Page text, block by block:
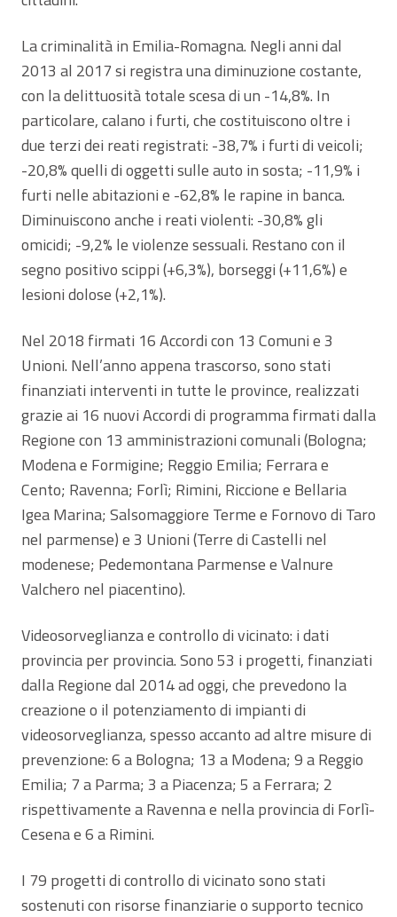
La criminalità in Emilia-Romagna. Negli anni dal
2013 al 2017 si registra una diminuzione costante,
con la delittuosità totale scesa di un -14,8%. In
particolare, calano i furti, che costituiscono oltre i
due terzi dei reati registrati: -38,7% i furti di veicoli;
-20,8% quelli di oggetti sulle auto in sosta; -11,9% i
furti nelle abitazioni e -62,8% le rapine in banca.
Diminuiscono anche i reati violenti: -30,8% gli
omicidi; -9,2% le violenze sessuali. Restano con il
segno positivo scippi (+6,3%), borseggi (+11,6%) e
lesioni dolose (+2,1%).
Nel 2018 firmati 16 Accordi con 13 Comuni e 3
Unioni. Nell’anno appena trascorso, sono stati
finanziati interventi in tutte le province, realizzati
grazie ai 16 nuovi Accordi di programma firmati dalla
Regione con 13 amministrazioni comunali (Bologna;
Modena e Formigine; Reggio Emilia; Ferrara e
Cento; Ravenna; Forlì; Rimini, Riccione e Bellaria
Igea Marina; Salsomaggiore Terme e Fornovo di Taro
nel parmense) e 3 Unioni (Terre di Castelli nel
modenese; Pedemontana Parmense e Valnure
Valchero nel piacentino).
Videosorveglianza e controllo di vicinato: i dati
provincia per provincia. Sono 53 i progetti, finanziati
dalla Regione dal 2014 ad oggi, che prevedono la
creazione o il potenziamento di impianti di
videosorveglianza, spesso accanto ad altre misure di
prevenzione: 6 a Bologna; 13 a Modena; 9 a Reggio
Emilia; 7 a Parma; 3 a Piacenza; 5 a Ferrara; 2
rispettivamente a Ravenna e nella provincia di Forlì-
Cesena e 6 a Rimini.
I 79 progetti di controllo di vicinato sono stati
sostenuti con risorse finanziarie o supporto tecnico